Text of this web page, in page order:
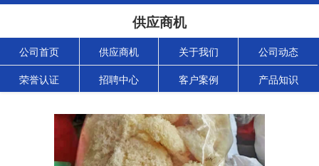
供应商机
公司首页 供应商机 关于我们 公司动态
荣誉认证 招聘中心 客户案例 产品知识